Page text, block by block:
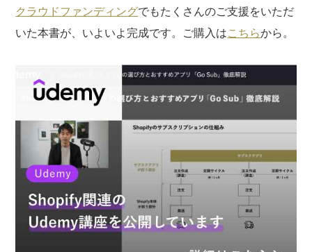
クラウドファンディングでもたくさんのご支援をいただ
いた本書が、いよいよ完成です。ご購入はこちらから。